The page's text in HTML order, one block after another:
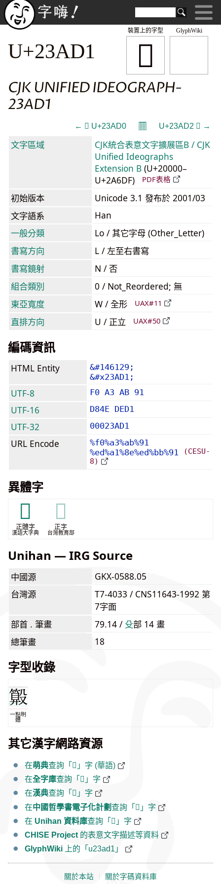
GlyphWiki
𣫑
裝置上的字型
U+23AD1
CJK UNIFIED IDEOGRAPH-
23AD1
← 𣫐 U+23AD0 𝄜 U+23AD2 𣫒 →
文字區域
CJK統合表意文字擴展區B / CJK
Unified Ideographs
Extension B (U+20000–
U+2A6DF)
PDF表格
初始版本
Unicode 3.1 發布於 2001/03
文字語系
Han
一般分類
Lo / 其它字母 (Other_Letter)
書寫方向
L / 左至右書寫
書寫鏡射
N / 否
組合類別
0 / Not_Reordered; 無
東亞寬度
W / 全形 UAX#11
直排方向 U / 正立 UAX#50
編碼資訊
HTML Entity
&#146129;
&#x23AD1;
UTF-8 F0 A3 AB 91
UTF-16 D84E DED1
UTF-32 00023AD1
URL Encode
%f0%a3%ab%91
%ed%a1%8e%ed%bb%91
(CESU-
8)
異體字
𣀔
正體字
漢語大字典
𣀔
正字
台灣教育部
Unihan — IRG Source
中國源
GKX-0588.05
台灣源
T7-4033 / CNS11643-1992 第
7字面
部首 . 筆畫
79.14 / ⽎部 14 畫
總筆畫
18
字型收錄
一點明
體
其它漢字網路資源
在萌典查詢「𣫑」字 (華語)
在全字庫查詢「𣫑」字
在漢典查詢「𣫑」字
在中國哲學書電子化計劃查詢「𣫑」字
在 Unihan 資料庫查詢「𣫑」字
CHISE Project 的表意文字描述等資料
GlyphWiki 上的「u23ad1」
關於本站 關於字碼資料庫